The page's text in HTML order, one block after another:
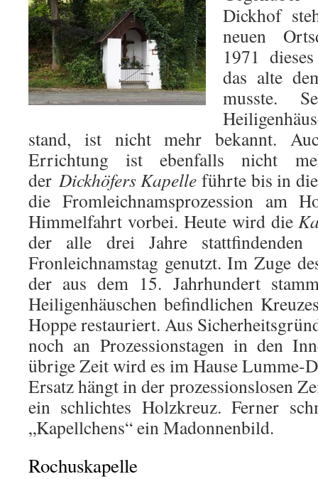
Dickhof
neuen
1971
das alte
musste.
stand, ist nicht mehr bekannt.
Errichtung ist ebenfalls nicht
der Dickhöfers Kapelle führte bis in
die Fromleichnamsprozession am
Himmelfahrt vorbei. Heute wird die
der alle drei Jahre stattfindenden
Fronleichnamstag genutzt. Im Zuge
der aus dem 15. Jahrhundert
Heiligenhäuschen befindlichen
Hoppe restauriert. Aus
noch an Prozessionstagen in den
übrige Zeit wird es im Hause Lumme-
Ersatz hängt in der prozessionslosen
ein schlichtes Holzkreuz. Ferner
„Kapellchens“ ein Madonnenbild.
Rochuskapelle